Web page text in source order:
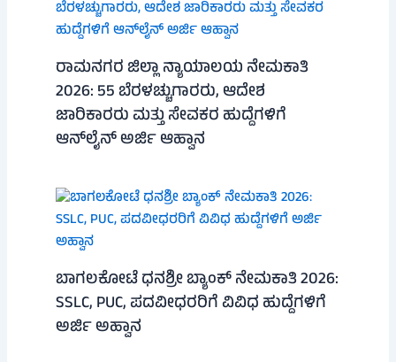
ರಾಮನಗರ ಜಿಲ್ಲಾ ನ್ಯಾಯಾಲಯ ನೇಮಕಾತಿ
2026: 55 ಬೆರಳಚ್ಚುಗಾರರು, ಆದೇಶ
ಜಾರಿಕಾರರು ಮತ್ತು ಸೇವಕರ ಹುದ್ದೆಗಳಿಗೆ
ಆನ್‌ಲೈನ್ ಅರ್ಜಿ ಆಹ್ವಾನ
ಬಾಗಲಕೋಟೆ ಧನಶ್ರೀ ಬ್ಯಾಂಕ್ ನೇಮಕಾತಿ 2026:
SSLC, PUC, ಪದವೀಧರರಿಗೆ ವಿವಿಧ ಹುದ್ದೆಗಳಿಗೆ
ಅರ್ಜಿ ಅಹ್ವಾನ